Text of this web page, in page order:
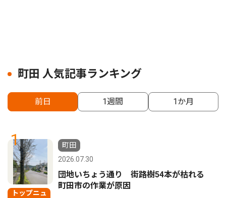
町田 人気記事ランキング
前日 1週間 1か月
1
トップニュ
町田
2026.07.30
団地いちょう通り 街路樹54本が枯れる
町田市の作業が原因